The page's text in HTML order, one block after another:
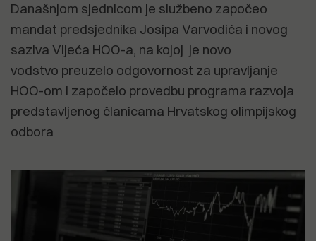
Današnjom sjednicom je službeno započeo
mandat predsjednika Josipa Varvodića i novog
saziva Vijeća HOO-a, na kojoj je novo
vodstvo preuzelo odgovornost za upravljanje
HOO-om i započelo provedbu programa razvoja
predstavljenog članicama Hrvatskog olimpijskog
odbora